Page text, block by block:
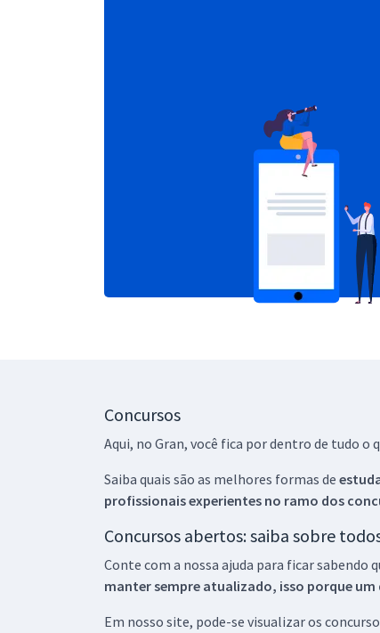
Concursos
Aqui, no Gran, você fica por dentro de tudo o
Saiba quais são as melhores formas de
profissionais experientes no ramo dos
Concursos abertos: saiba sobre
Conte com a nossa ajuda para ficar sabendo
manter sempre atualizado, isso porque um
Em nosso site, pode-se visualizar os